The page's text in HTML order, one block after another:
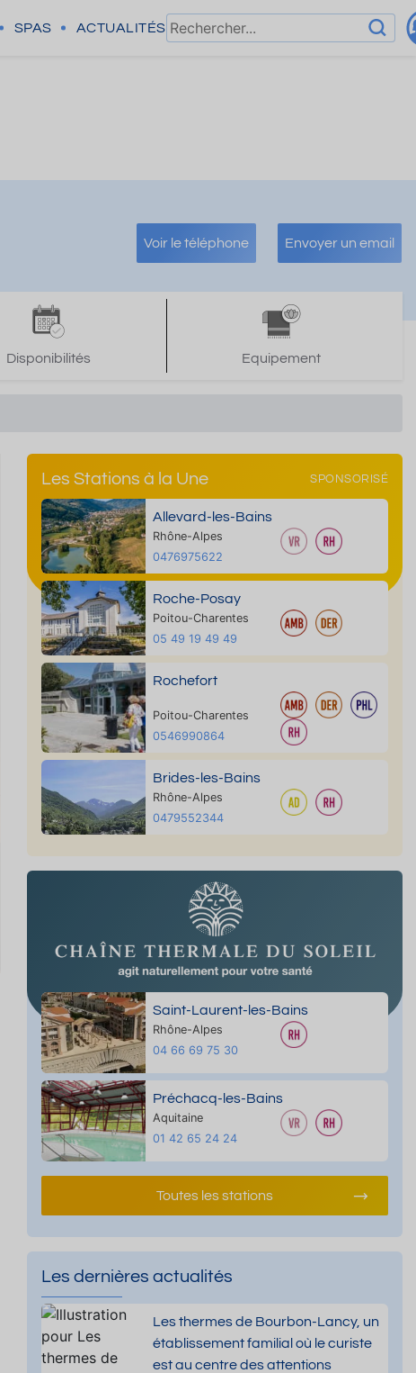
SPAS ACTUALITÉS
Voir le téléphone Envoyer un email
Disponibilités Equipement
Les Stations à la Une SPONSORISÉ
Allevard-les-Bains
Rhône-Alpes
0476975622
Roche-Posay
Poitou-Charentes
05 49 19 49 49
Rochefort
Poitou-Charentes
0546990864
Brides-les-Bains
Rhône-Alpes
0479552344
Saint-Laurent-les-Bains
Rhône-Alpes
04 66 69 75 30
Préchacq-les-Bains
Aquitaine
01 42 65 24 24
Toutes les stations
Les dernières actualités
Les thermes de Bourbon-Lancy, un
établissement familial où le curiste
est au centre des attentions